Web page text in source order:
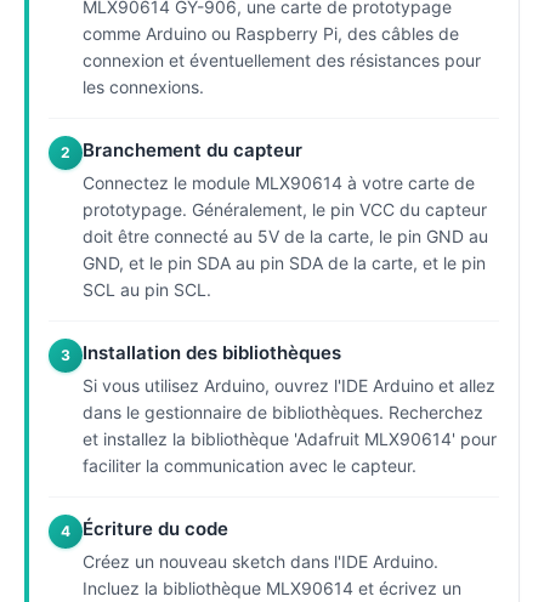
MLX90614 GY-906, une carte de prototypage
comme Arduino ou Raspberry Pi, des câbles de
connexion et éventuellement des résistances pour
les connexions.
2 Branchement du capteur
Connectez le module MLX90614 à votre carte de
prototypage. Généralement, le pin VCC du capteur
doit être connecté au 5V de la carte, le pin GND au
GND, et le pin SDA au pin SDA de la carte, et le pin
SCL au pin SCL.
3 Installation des bibliothèques
Si vous utilisez Arduino, ouvrez l'IDE Arduino et allez
dans le gestionnaire de bibliothèques. Recherchez
et installez la bibliothèque 'Adafruit MLX90614' pour
faciliter la communication avec le capteur.
4 Écriture du code
Créez un nouveau sketch dans l'IDE Arduino.
Incluez la bibliothèque MLX90614 et écrivez un